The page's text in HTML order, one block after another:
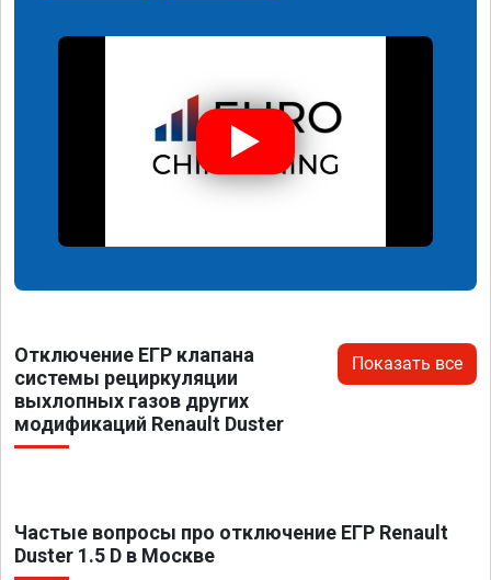
Отключение ЕГР клапана
системы рециркуляции
выхлопных газов других
модификаций Renault Duster
Показать все
Частые вопросы про отключение ЕГР Renault
Duster 1.5 D в Москве